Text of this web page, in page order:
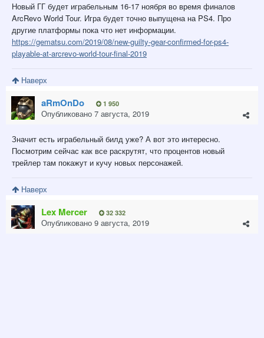
Новый ГГ будет играбельным 16-17 ноября во время финалов
ArcRevo World Tour. Игра будет точно выпущена на PS4. Про
другие платформы пока что нет информации.
https://gematsu.com/2019/08/new-guilty-gear-confirmed-for-ps4-
playable-at-arcrevo-world-tour-final-2019
Наверх
aRmOnDo 1 950
Опубликовано 7 августа, 2019
Значит есть играбельный билд уже? А вот это интересно.
Посмотрим сейчас как все раскрутят, что процентов новый
трейлер там покажут и кучу новых персонажей.
Наверх
Lex Mercer 32 332
Опубликовано 9 августа, 2019